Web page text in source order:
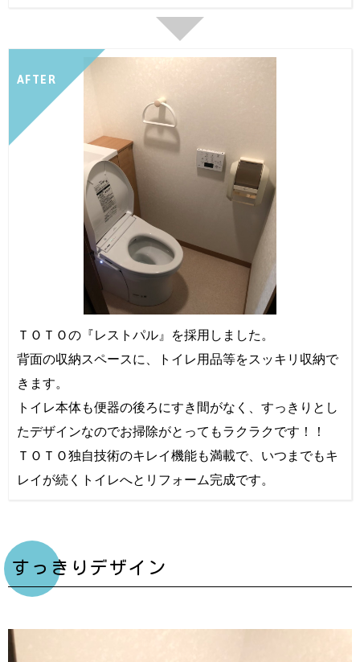
AFTER
ＴＯＴＯの『レストパル』を採用しました。
背面の収納スペースに、トイレ用品等をスッキリ収納で
きます。
トイレ本体も便器の後ろにすき間がなく、すっきりとし
たデザインなのでお掃除がとってもラクラクです！！
ＴＯＴＯ独自技術のキレイ機能も満載で、いつまでもキ
レイが続くトイレへとリフォーム完成です。
すっきりデザイン